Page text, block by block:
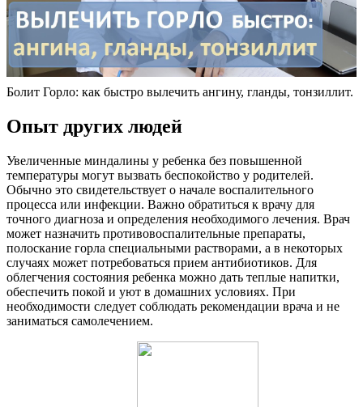
Болит Горло: как быстро вылечить ангину, гланды, тонзиллит.
Опыт других людей
Увеличенные миндалины у ребенка без повышенной
температуры могут вызвать беспокойство у родителей.
Обычно это свидетельствует о начале воспалительного
процесса или инфекции. Важно обратиться к врачу для
точного диагноза и определения необходимого лечения. Врач
может назначить противовоспалительные препараты,
полоскание горла специальными растворами, а в некоторых
случаях может потребоваться прием антибиотиков. Для
облегчения состояния ребенка можно дать теплые напитки,
обеспечить покой и уют в домашних условиях. При
необходимости следует соблюдать рекомендации врача и не
заниматься самолечением.